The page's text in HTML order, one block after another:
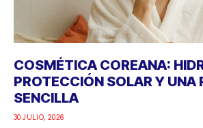
COSMÉTICA COREANA:
PROTECCIÓN SOLAR Y UNA
SENCILLA
30 JULIO, 2026